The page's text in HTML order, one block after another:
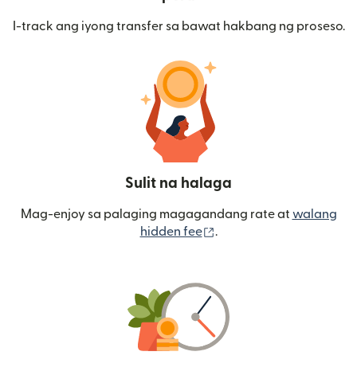
I-track ang iyong transfer sa bawat hakbang ng proseso.
Sulit na halaga
Mag-enjoy sa palaging magagandang rate at walang
hidden fee
.